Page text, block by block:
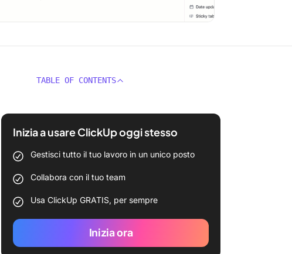
TABLE OF CONTENTS
Inizia a usare ClickUp oggi stesso
Gestisci tutto il tuo lavoro in un unico posto
Collabora con il tuo team
Usa ClickUp GRATIS, per sempre
Inizia ora